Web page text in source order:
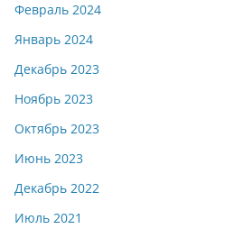
Февраль 2024
Январь 2024
Декабрь 2023
Ноябрь 2023
Октябрь 2023
Июнь 2023
Декабрь 2022
Июль 2021